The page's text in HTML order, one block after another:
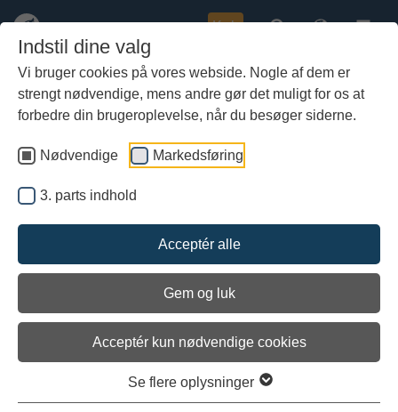
Indstil dine valg
Vi bruger cookies på vores webside. Nogle af dem er
strengt nødvendige, mens andre gør det muligt for os at
forbedre din brugeroplevelse, når du besøger siderne.
Nødvendige Markedsføring
3. parts indhold
Acceptér alle
Gem og luk
Acceptér kun nødvendige cookies
Se flere oplysninger
indhold
Køb
Smag på vikingetiden
Eleverne deltager i rejsen til Grønland med Erik den Røde. De